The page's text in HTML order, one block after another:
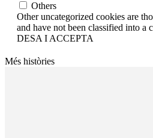
Others
Other uncategorized cookies are
and have not been classified into a
DESA I ACCEPTA
Més històries